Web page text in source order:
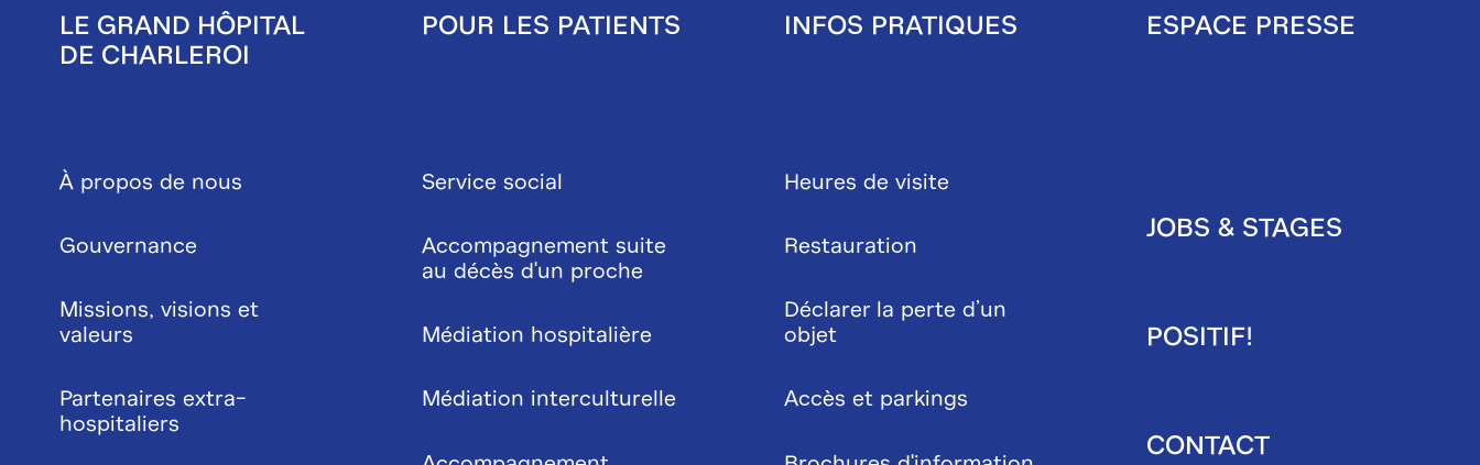
page
LE GRAND HÔPITAL
DE CHARLEROI
À propos de nous
Gouvernance
Missions, visions et
valeurs
Partenaires extra-
hospitaliers
POUR LES PATIENTS
Service social
Accompagnement suite
au décès d'un proche
Médiation hospitalière
Médiation interculturelle
INFOS PRATIQUES
Heures de visite
Restauration
Déclarer la perte d’un
objet
Accès et parkings
page
ESPACE PRESSE
JOBS & STAGES
POSITIF!
CONTACT